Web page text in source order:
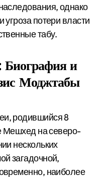
однако
потери власти
табу.
Биография и
Моджтабы
родившийся 8
Мешхед на северо-
нескольких
загадочной,
наиболее